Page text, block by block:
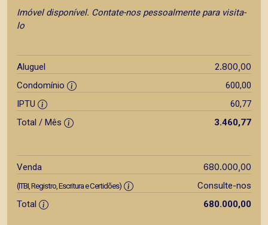
Imóvel disponível. Contate-nos pessoalmente para visita-
lo
Aluguel 2.800,00
Condomínio
600,00
IPTU
60,77
Total / Mês
3.460,77
Venda 680.000,00
(ITBI, Registro, Escritura e Certidões)
Consulte-nos
Total
680.000,00